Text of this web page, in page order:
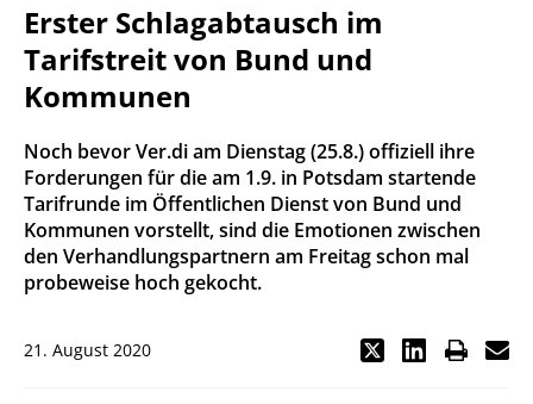
Erster Schlagabtausch im
Tarifstreit von Bund und
Kommunen
Noch bevor Ver.di am Dienstag (25.8.) offiziell ihre
Forderungen für die am 1.9. in Potsdam startende
Tarifrunde im Öffentlichen Dienst von Bund und
Kommunen vorstellt, sind die Emotionen zwischen
den Verhandlungspartnern am Freitag schon mal
probeweise hoch gekocht.
21. August 2020